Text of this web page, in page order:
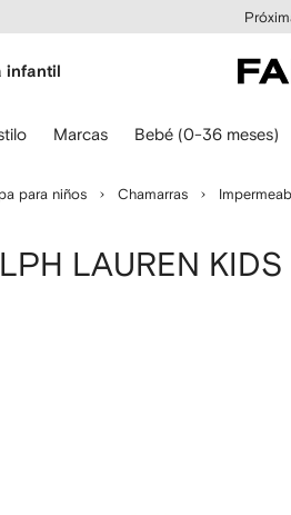
infantil
Marcas Bebé (0-36 meses)
para niños Chamarras
LAUREN KIDS